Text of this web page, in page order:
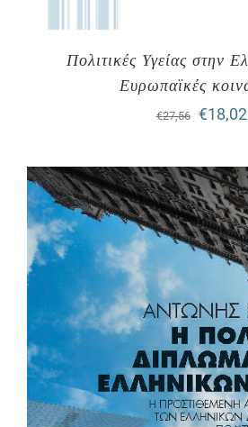
Πολιτικές Υγείας στην
Ευρωπαϊκές
€27,56
Original
was:
€18,02Η